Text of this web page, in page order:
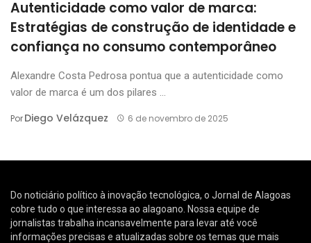
Autenticidade como valor de marca:
Estratégias de construção de identidade e
confiança no consumo contemporâneo
Alexandre Costa Pedrosa pontua que a autenticidade como
valor de marca é um dos pilares ...
PorDiego Velázquez 6 de novembro de 2025
Do noticiário político à inovação tecnológica, o Jornal de Alagoas
cobre tudo o que interessa ao alagoano. Nossa equipe de
jornalistas trabalha incansavelmente para levar até você
informações precisas e atualizadas sobre os temas que mais